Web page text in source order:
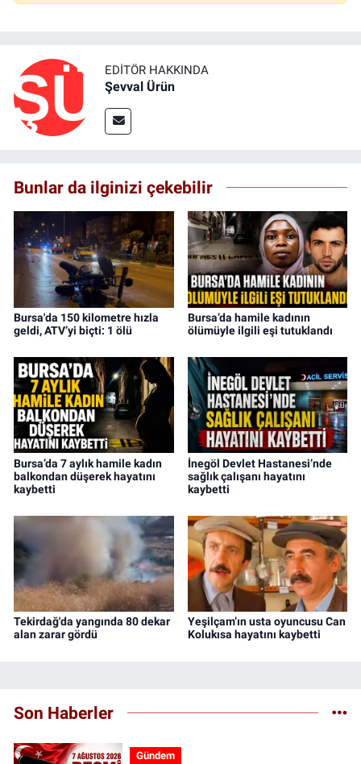
EDITÖR HAKKINDA
Şevval Ürün
Bunlar da ilginizi çekebilir
Bursa'da 150 kilometre hızla
geldi, ATV’yi biçti: 1 ölü
Bursa’da hamile kadının
ölümüyle ilgili eşi tutuklandı
Bursa’da 7 aylık hamile kadın
balkondan düşerek hayatını
kaybetti
İnegöl Devlet Hastanesi’nde
sağlık çalışanı hayatını
kaybetti
Tekirdağ'da yangında 80 dekar
alan zarar gördü
Yeşilçam’ın usta oyuncusu Can
Kolukısa hayatını kaybetti
Son Haberler
Gündem